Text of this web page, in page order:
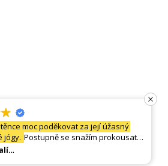
moc poděkovat za její úžasný
jógy. Postupně se snažím prokousat
každá chvíle s Káťou je úžasně
Kateřina Vohralíková